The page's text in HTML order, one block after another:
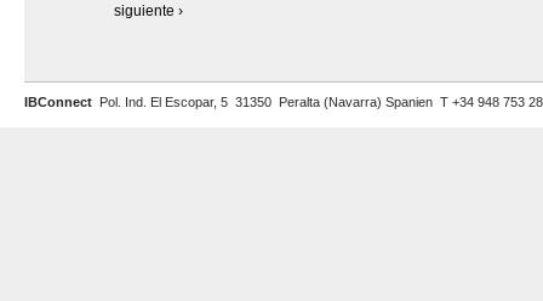
siguiente ›
IBConnect Pol. Ind. El Escopar, 5 31350 Peralta (Navarra) Spanien T +34 948 753